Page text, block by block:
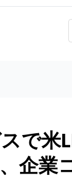
で米
企業